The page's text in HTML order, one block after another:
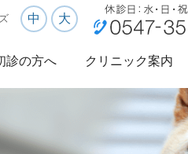
中 大
診の方へ クリニック案内